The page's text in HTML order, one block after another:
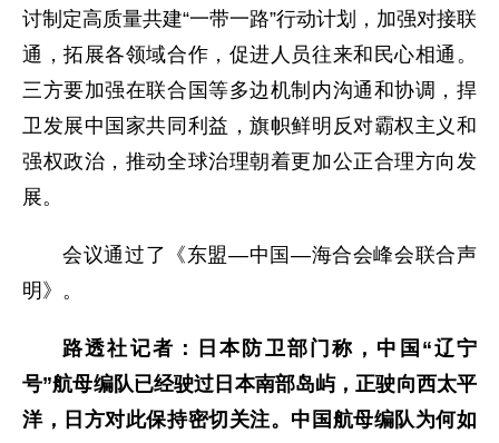
讨制定高质量共建“一带一路”行动计划，加强对接联
通，拓展各领域合作，促进人员往来和民心相通。
三方要加强在联合国等多边机制内沟通和协调，捍
卫发展中国家共同利益，旗帜鲜明反对霸权主义和
强权政治，推动全球治理朝着更加公正合理方向发
展。
会议通过了《东盟—中国—海合会峰会联合声
明》。
路透社记者：日本防卫部门称，中国“辽宁
号”航母编队已经驶过日本南部岛屿，正驶向西太平
洋，日方对此保持密切关注。中国航母编队为何如